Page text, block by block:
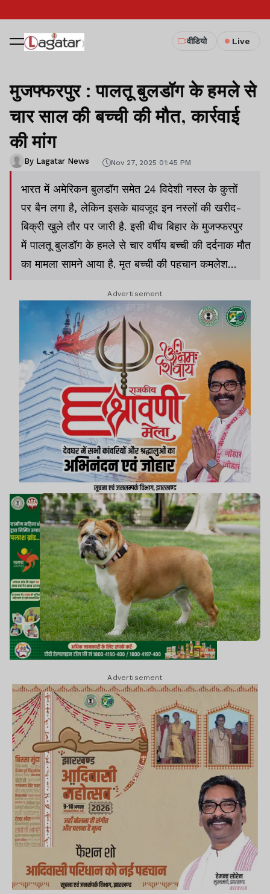
वीडियो Live
मुजफ्फरपुर : पालतू बुलडॉग के हमले से
चार साल की बच्ची की मौत, कार्रवाई
की मांग
By Lagatar News Nov 27, 2025 01:45 PM
भारत में अमेरिकन बुलडॉग समेत 24 विदेशी नस्ल के कुत्तों
पर बैन लगा है, लेकिन इसके बावजूद इन नस्लों की खरीद-
बिक्री खुले तौर पर जारी है. इसी बीच बिहार के मुजफ्फरपुर
में पालतू बुलडॉग के हमले से चार वर्षीय बच्ची की दर्दनाक मौत
का मामला सामने आया है. मृत बच्ची की पहचान कमलेश
Advertisement
Advertisement